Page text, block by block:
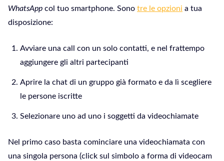
WhatsApp col tuo smartphone. Sono tre le opzioni a tua
disposizione:
Avviare una call con un solo contatti, e nel frattempo
aggiungere gli altri partecipanti
Aprire la chat di un gruppo già formato e da lì scegliere
le persone iscritte
Selezionare uno ad uno i soggetti da videochiamate
Nel primo caso basta cominciare una videochiamata con
una singola persona (click sul simbolo a forma di videocam